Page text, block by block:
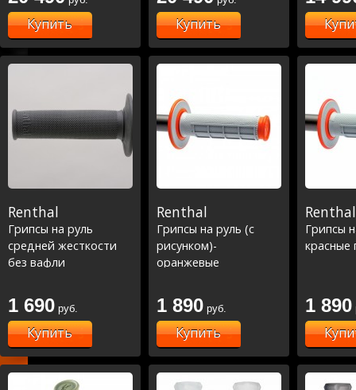
Купить Купить
Renthal
Грипсы на руль
средней жесткости
без вафли
1 690 руб.
Купить
Renthal
Грипсы на руль (с
рисунком)-
оранжевые
1 890 руб.
Купить
Renthal
Грипсы
красные
1 890